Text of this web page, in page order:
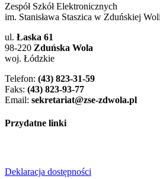
Zespół Szkół Elektronicznych
im. Stanisława Staszica w Zduńskiej Woli
ul. Łaska 61
98-220 Zduńska Wola
woj. Łódzkie
Telefon: (43) 823-31-59
Faks: (43) 823-93-77
Email: sekretariat@zse-zdwola.pl
Przydatne linki
Deklaracja dostępności